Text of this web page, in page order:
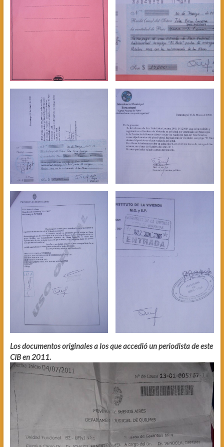
Los documentos originales a los que accedió un periodista de este
CIB en 2011.